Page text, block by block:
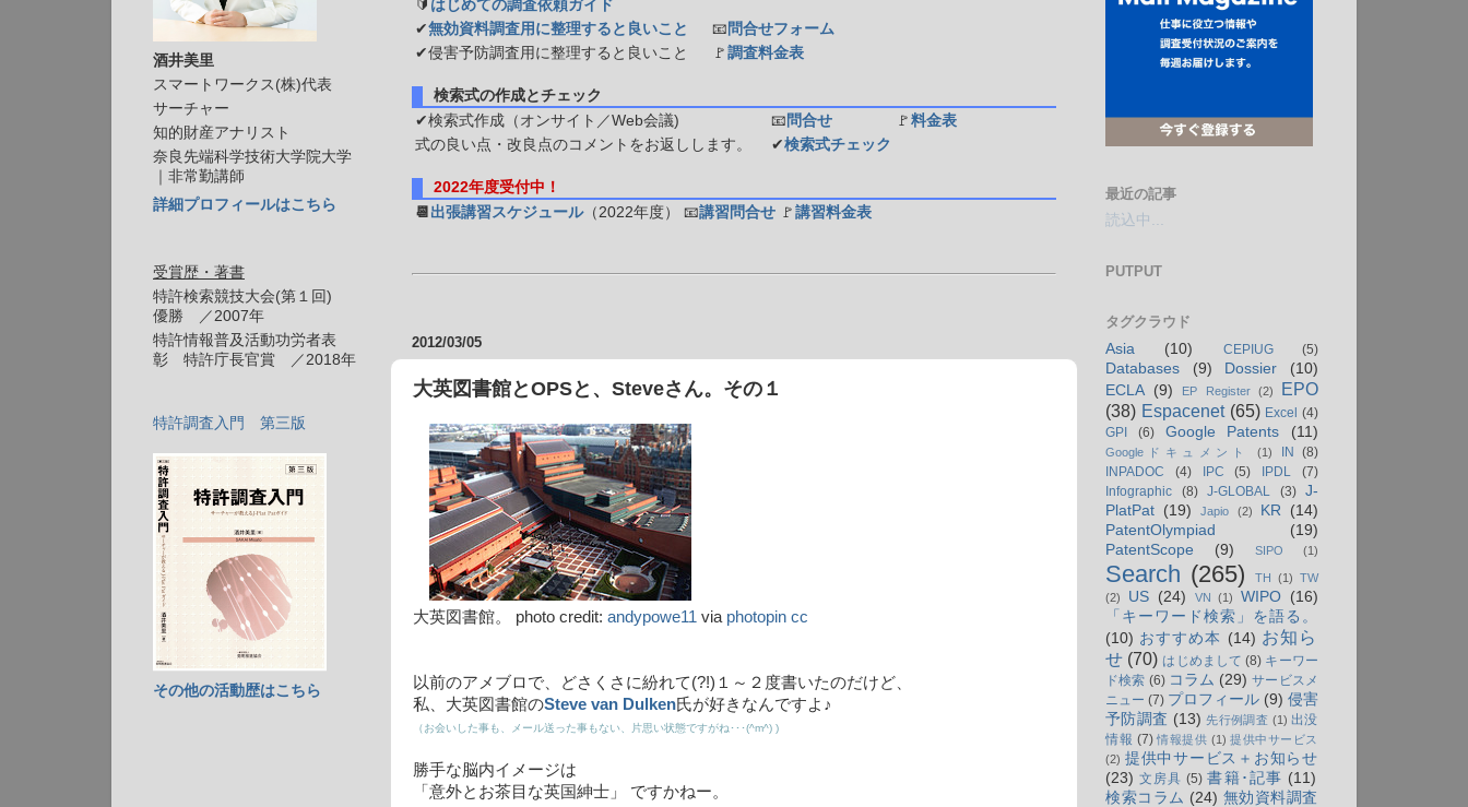
🔰 はじめての調査依頼ガイド
✔無効資料調査用に整理すると良いこと 📧 問合せフォーム
✔侵害予防調査用に整理すると良いこと
🚩 調査料金表
検索式の作成とチェック
✔検索式作成（オンサイト／Web会議)
📧 問合せ 🚩 料金表
式の良い点・改良点のコメントをお返しします。
✔検索式チェック
2022年度受付中！
📆 出張講習スケジュール（2022年度） 📧講習問合せ 🚩 講習料金表
2012/03/05
大英図書館とOPSと、Steveさん。その１
大英図書館。 photo credit: andypowe11 via photopin cc
以前のアメブロで、どさくさに紛れて(?!)１～２度書いたのだけど、
私、大英図書館のSteve van Dulken氏が好きなんですよ♪
（お会いした事も、メール送った事もない、片思い状態ですがね･･･(^m^) )
勝手な脳内イメージは
「意外とお茶目な英国紳士」 ですかねー。
酒井美里
スマートワークス(株)代表
サーチャー
知的財産アナリスト
奈良先端科学技術大学院大学
｜非常勤講師
詳細プロフィールはこちら
受賞歴・著書
特許検索競技大会(第１回)
優勝 ／2007年
特許情報普及活動功労者表
彰 特許庁長官賞 ／2018年
特許調査入門 第三版
その他の活動歴はこちら
最近の記事
読込中...
PUTPUT
タグクラウド
Asia
(10) CEPIUG (5)
Databases (9) Dossier
(10)
ECLA (9) EP Register (2)
EPO
(38) Espacenet (65) Excel (4)
GPI
(6) Google Patents (11)
Googleドキュメント (1) IN (8)
INPADOC
(4) IPC (5) IPDL
(7)
Infographic
(8) J-GLOBAL (3)
J-
PlatPat (19) Japio (2) KR
(14)
PatentOlympiad
(19)
PatentScope
(9) SIPO (1)
Search (265) TH (1) TW
(2)
US (24) VN (1) WIPO (16)
「キーワード検索」を語る。
(10) おすすめ本 (14) お知ら
せ (70) はじめまして (8) キーワー
ド検索 (6) コラム (29) サービスメ
ニュー (7) プロフィール (9) 侵害
予防調査 (13) 先行例調査 (1) 出没
情報 (7) 情報提供 (1) 提供中サービス
(2) 提供中サービス＋お知らせ
(23) 文房具 (5) 書籍･記事 (11)
検索コラム (24) 無効資料調査